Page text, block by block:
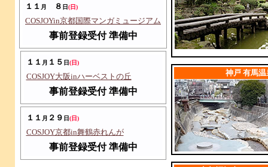
１１ 月 ８ 日(日)
COSJOYin京都国際マンガミュージアム
事前登録受付 準備中
１１ 月 １５ 日(日)
COSJOY大阪inハーベストの丘
事前登録受付 準備中
１１ 月 ２９ 日(日)
COSJOY京都in舞鶴赤れんが
事前登録受付 準備中
神戸 有馬温